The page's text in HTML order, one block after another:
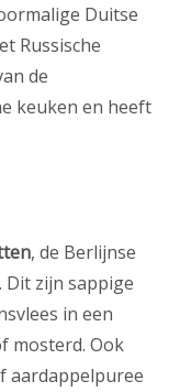
Duitse
Russische
de
keuken en heeft
, de Berlijnse
zijn sappige
in een
mosterd. Ook
aardappelpuree